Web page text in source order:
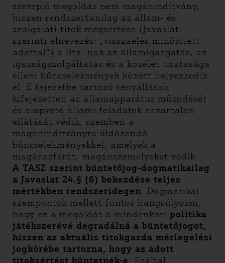
szereplő megoldás nem magánindítvány,
hiszen rendszertanilag az állam- és
szolgálati titok megsértése (Javaslat
szerinti elnevezés: „visszaélés minősített
adattal”) a Btk.-nak az államigazgatás, az
igazságszolgáltatás és a közélet tisztasága
elleni bűncselekmények között helyezkedik
el. E fejezetbe tartozó tényállások
kifejezetten az államapparátus működését
és alapvető állami feladatok zavartalan
ellátását védik, szemben a
magánindítványra üldözendő
bűncselekményekkel, amelyek a
magánszférát, magánszemélyeket védik.
A TASZ szerint büntetőjog-dogmatikailag
a Javaslat 24.§ (6) bekezdése teljes
mértékben rendszeridegen. Dogmatikai
szempontok mellett fontos hangsúlyozni,
hogy ez a megoldás a mindenkori politika
játékszerévé degradálná a büntetőjogot,
hiszen az aktuális titokgazda mérlegelési
jogkörébe tartozna, hogy az adott
titoksértést büntetnék-e. Ezáltal